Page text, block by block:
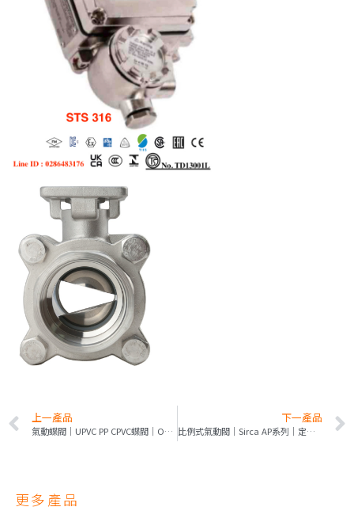
上一產品
氣動蝶閥｜UPVC PP CPVC蝶閥｜ON/OFF｜比例式｜Air Torque
下一產品
比例式氣動閥｜Sirca AP系列｜定位器防爆TS認證標章｜比例氣動閥專家
更多產品